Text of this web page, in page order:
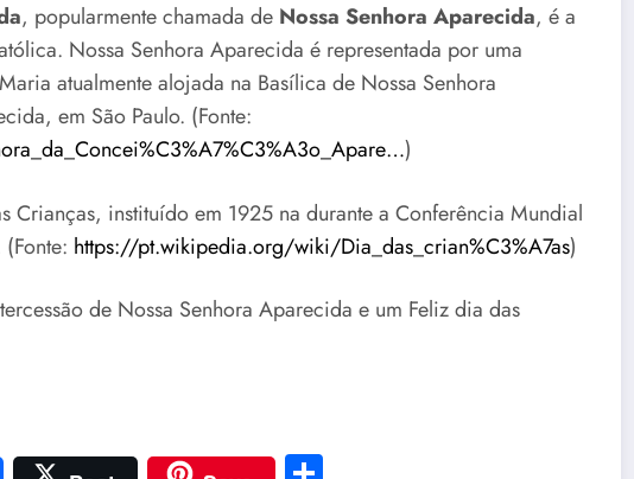
, popularmente chamada de Nossa Senhora Aparecida, é a
Nossa Senhora Aparecida é representada por uma
atualmente alojada na Basílica de Nossa Senhora
em São Paulo. (Fonte:
)
Crianças, instituído em 1925 na durante a Conferência Mundial
https://pt.wikipedia.org/wiki/Dia_das_crian%C3%A7as)
de Nossa Senhora Aparecida e um Feliz dia das